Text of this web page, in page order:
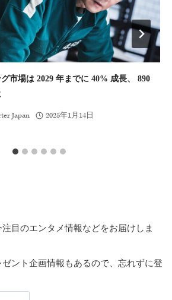
市場は 2029 年までに 40% 成長、 890
Japan
2025年1月14日
目のエンタメ情報などをお届けしま
ント企画情報もあるので、忘れずに登